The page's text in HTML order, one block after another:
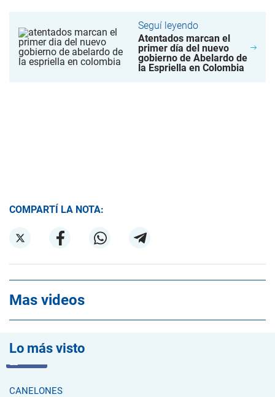
Seguí leyendo
Atentados marcan el
primer día del nuevo
gobierno de Abelardo de
la Espriella en Colombia
COMPARTÍ LA NOTA:
Mas videos
Lo más visto
CANELONES